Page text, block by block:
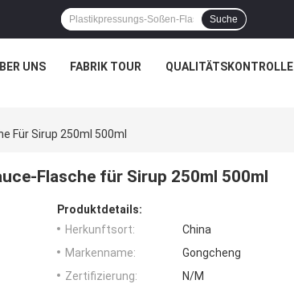
Suche
UNS FABRIK TOUR QUALITÄTSKONTROLLE
Für Sirup 250ml 500ml
Flasche für Sirup 250ml 500ml
Produktdetails:
Herkunftsort:
China
Markenname:
Gongcheng
Zertifizierung:
N/M